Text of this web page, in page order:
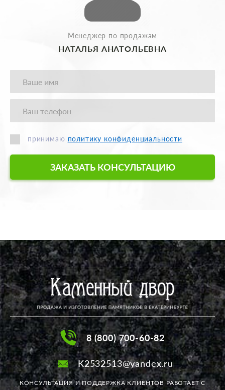
Менеджер по продажам
НАТАЛЬЯ АНАТОЛЬЕВНА
принимаю политику конфиденциальности
ЗАКАЗАТЬ КОНСУЛЬТАЦИЮ
8 (800) 700-60-82
K2532513@yandex.ru
КОНСУЛЬТАЦИЯ И ПОДДЕРЖКА КЛИЕНТОВ РАБОТАЕТС